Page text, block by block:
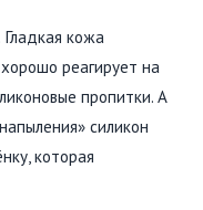
кожа
реагирует на
пропитки. А
силикон
которая